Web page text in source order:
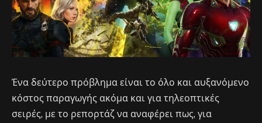
Ένα δεύτερο πρόβλημα είναι το όλο και αυξανόμενο
κόστος παραγωγής ακόμα και για τηλεοπτικές
σειρές, με το ρεπορτάζ να αναφέρει πως, για